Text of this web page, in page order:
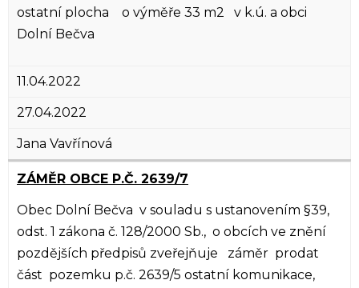
ostatní plocha o výměře 33 m2 v k.ú. a obci
Dolní Bečva
11.04.2022
27.04.2022
Jana Vavřínová
ZÁMĚR OBCE P.Č. 2639/7
Obec Dolní Bečva v souladu s ustanovením §39,
odst. 1 zákona č. 128/2000 Sb., o obcích ve znění
pozdějších předpisů zveřejňuje záměr prodat
část pozemku p.č. 2639/5 ostatní komunikace,